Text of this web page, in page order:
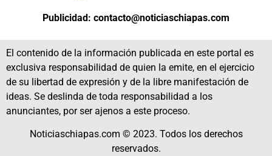
Publicidad: contacto@noticiaschiapas.com
El contenido de la información publicada en este portal es
exclusiva responsabilidad de quien la emite, en el ejercicio
de su libertad de expresión y de la libre manifestación de
ideas. Se deslinda de toda responsabilidad a los
anunciantes, por ser ajenos a este proceso.
Noticiaschiapas.com © 2023. Todos los derechos
reservados.